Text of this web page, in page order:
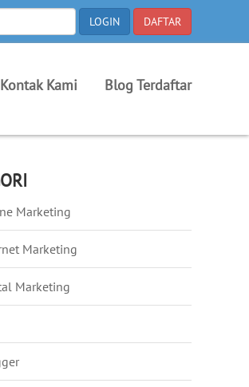
Kontak Kami Blog Terdaftar
Marketing
Marketing
Marketing